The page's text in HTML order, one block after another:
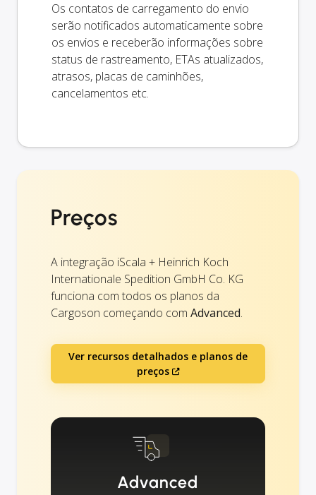
Os contatos de carregamento do envio
serão notificados automaticamente sobre
os envios e receberão informações sobre
status de rastreamento, ETAs atualizados,
atrasos, placas de caminhões,
cancelamentos etc.
Preços
A integração iScala + Heinrich Koch
Internationale Spedition GmbH Co. KG
funciona com todos os planos da
Cargoson começando com Advanced.
Ver recursos detalhados e planos de
preços
Advanced